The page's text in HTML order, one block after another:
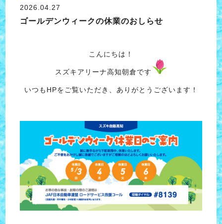
2026.04.27
ゴールデンウィークの休業のおしらせ
こんにちは！
スズキアリーナ高知朝倉です
いつもHPをご覧いただき、ありがとうございます！